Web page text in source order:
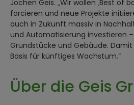
Jochen Geis. „Wir wollen ‚Best of
forcieren und neue Projekte
auch in Zukunft massiv in
und Automatisierung investieren
Grundstücke und Gebäude.
Basis für künftiges Wachstum.“
Über die Geis